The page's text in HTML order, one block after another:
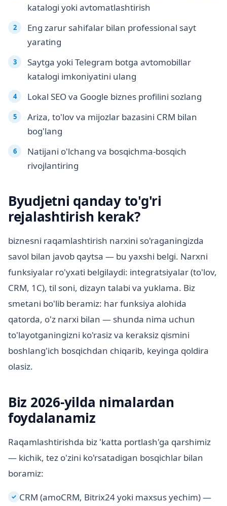
katalogi yoki avtomatlashtirish
Eng zarur sahifalar bilan professional sayt
yarating
Saytga yoki Telegram botga avtomobillar
katalogi imkoniyatini ulang
Lokal SEO va Google biznes profilini sozlang
Ariza, to'lov va mijozlar bazasini CRM bilan
bog'lang
Natijani o'lchang va bosqichma-bosqich
rivojlantiring
Byudjetni qanday to'g'ri
rejalashtirish kerak?
biznesni raqamlashtirish narxini so'raganingizda
savol bilan javob qaytsa — bu yaxshi belgi. Narxni
funksiyalar ro'yxati belgilaydi: integratsiyalar (to'lov,
CRM, 1C), til soni, dizayn talabi va yuklama. Biz
smetani bo'lib beramiz: har funksiya alohida
qatorda, o'z narxi bilan — shunda nima uchun
to'layotganingizni ko'rasiz va keraksiz qismini
boshlang'ich bosqichdan chiqarib, keyinga qoldira
olasiz.
Biz 2026-yilda nimalardan
foydalanamiz
Raqamlashtirishda biz 'katta portlash'ga qarshimiz
— kichik, tez o'zini ko'rsatadigan bosqichlar bilan
boramiz:
✓ CRM (amoCRM, Bitrix24 yoki maxsus yechim) —